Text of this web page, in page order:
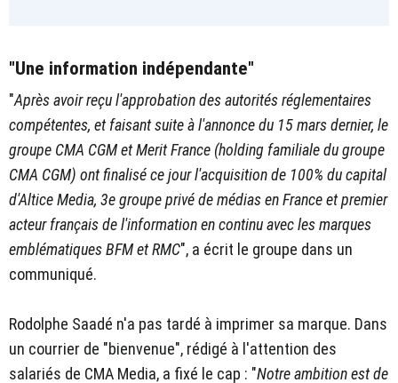
"Une information indépendante"
"Après avoir reçu l'approbation des autorités réglementaires
compétentes, et faisant suite à l'annonce du 15 mars dernier, le
groupe CMA CGM et Merit France (holding familiale du groupe
CMA CGM) ont finalisé ce jour l'acquisition de 100% du capital
d'Altice Media, 3e groupe privé de médias en France et premier
acteur français de l'information en continu avec les marques
emblématiques BFM et RMC", a écrit le groupe dans un
communiqué.
Rodolphe Saadé n'a pas tardé à imprimer sa marque. Dans
un courrier de "bienvenue", rédigé à l'attention des
salariés de CMA Media, a fixé le cap : "Notre ambition est de